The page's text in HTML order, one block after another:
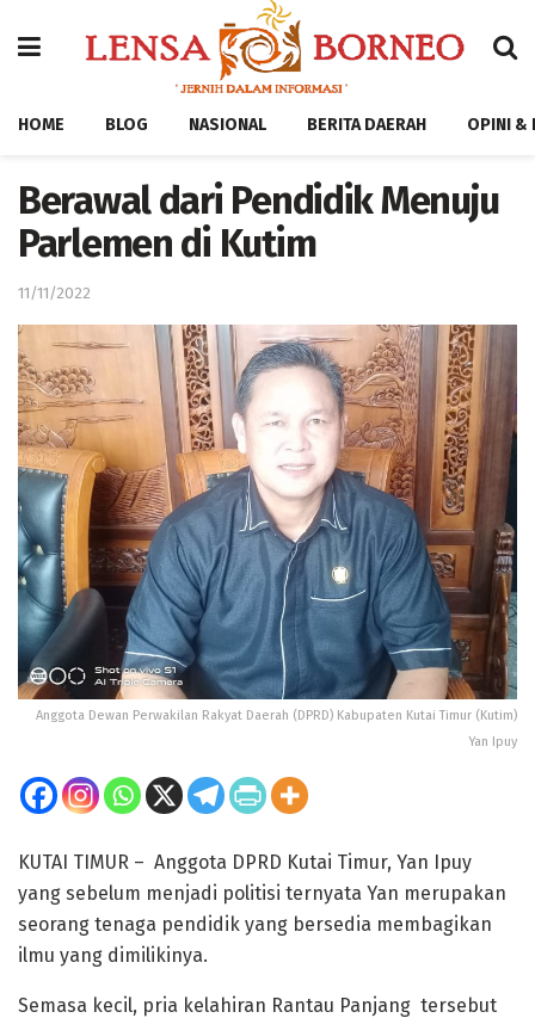
HOME BLOG NASIONAL BERITA DAERAH OPINI &
Berawal dari Pendidik Menuju
Parlemen di Kutim
11/11/2022
Anggota Dewan Perwakilan Rakyat Daerah (DPRD) Kabupaten Kutai Timur (Kutim)
Yan Ipuy
KUTAI TIMUR – Anggota DPRD Kutai Timur, Yan Ipuy
yang sebelum menjadi politisi ternyata Yan merupakan
seorang tenaga pendidik yang bersedia membagikan
ilmu yang dimilikinya.
Semasa kecil, pria kelahiran Rantau Panjang tersebut